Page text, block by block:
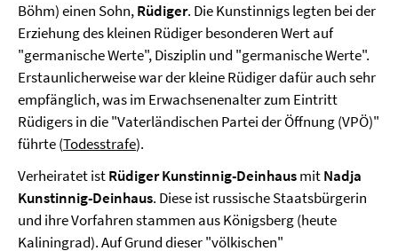
Böhm) einen Sohn,Rüdiger. Die Kunstinnigs legten bei der
Erziehung des kleinen Rüdiger besonderen Wert auf
"germanische Werte", Disziplin und "germanische Werte".
Erstaunlicherweise war der kleine Rüdiger dafür auch sehr
empfänglich, was im Erwachsenenalter zum Eintritt
Rüdigers in die "Vaterländischen Partei der Öffnung (VPÖ)"
führte (Todesstrafe).
Verheiratet istRüdiger Kunstinnig-DeinhausmitNadja
Kunstinnig-Deinhaus. Diese ist russische Staatsbürgerin
und ihre Vorfahren stammen aus Königsberg (heute
Kaliningrad). Auf Grund dieser "völkischen"